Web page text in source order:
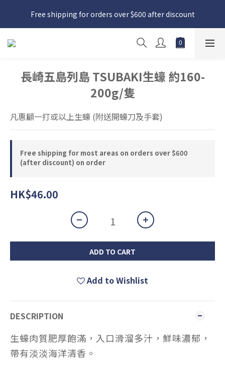
日本接近假期，貨源較不穩定；如想在 8 月 11 日至 8 月 15 日收
貨，請務必於 8 月 10 日前落單
Free shipping for orders over $600 after discount
日本接近假期，貨源較不穩定；如想在 8 月 11 日至 8 月 15 日收
貨，請務必於 8 月 10 日前落單
長崎五島列島 TSUBAKI生蠔 約160-
200g/隻
凡惠顧一打或以上生蠔 (附送開蠔刀及手套)
Free shipping for most areas on orders over $600
(after discount) on order
HK$46.00
ADD TO CART
Add to Wishlist
DESCRIPTION
生蠔肉質肥厚飽滿，入口滑溜多汁，鮮味濃郁，
帶有淡淡海洋清香。